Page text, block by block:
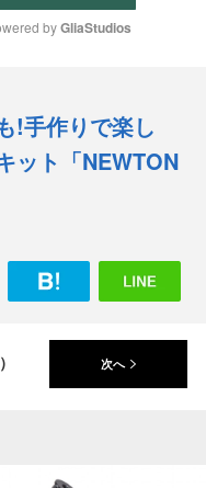
e
by GliaStudios
!手作りで楽し
ット「NEWTON
次へ